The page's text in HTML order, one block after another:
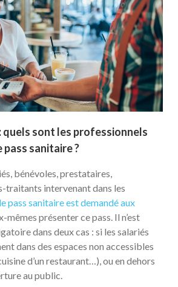
sont les professionnels
pass sanitaire ?
bénévoles, prestataires,
traitants intervenant dans les
pass sanitaire est demandé aux
mêmes présenter ce pass. Il n’est
dans deux cas : si les salariés
dans des espaces non accessibles
d’un restaurant…), ou en dehors
au public.